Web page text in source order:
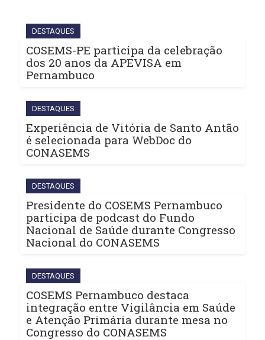
DESTAQUES
COSEMS-PE participa da celebração
dos 20 anos da APEVISA em
Pernambuco
DESTAQUES
Experiência de Vitória de Santo Antão
é selecionada para WebDoc do
CONASEMS
DESTAQUES
Presidente do COSEMS Pernambuco
participa de podcast do Fundo
Nacional de Saúde durante Congresso
Nacional do CONASEMS
DESTAQUES
COSEMS Pernambuco destaca
integração entre Vigilância em Saúde
e Atenção Primária durante mesa no
Congresso do CONASEMS